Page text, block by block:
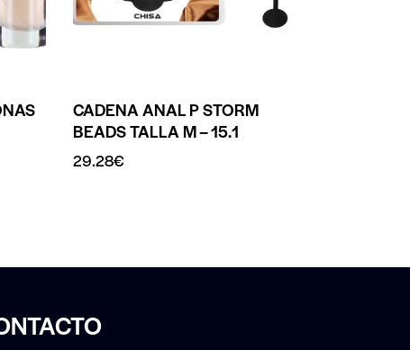
CADENA ANAL P STORM
BEADS TALLA M – 15.1
29.28€